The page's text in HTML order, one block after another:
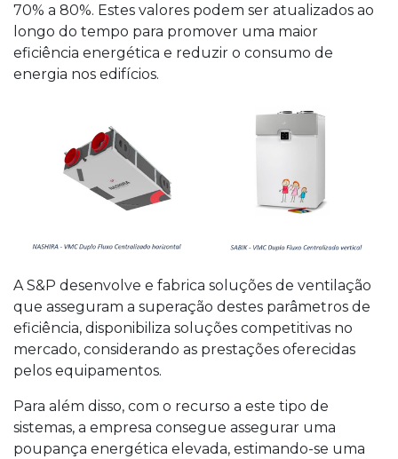
70% a 80%. Estes valores podem ser atualizados ao
longo do tempo para promover uma maior
eficiência energética e reduzir o consumo de
energia nos edifícios.
A S&P desenvolve e fabrica soluções de ventilação
que asseguram a superação destes parâmetros de
eficiência, disponibiliza soluções competitivas no
mercado, considerando as prestações oferecidas
pelos equipamentos.
Para além disso, com o recurso a este tipo de
sistemas, a empresa consegue assegurar uma
poupança energética elevada, estimando-se uma